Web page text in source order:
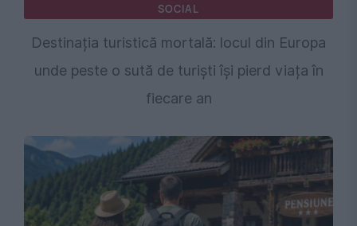
SOCIAL
Destinația turistică mortală: locul din Europa
unde peste o sută de turiști își pierd viața în
fiecare an